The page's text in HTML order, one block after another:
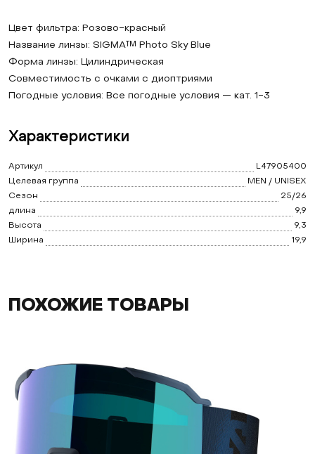
Цвет фильтра: Розово-красный
Название линзы: SIGMA™ Photo Sky Blue
Форма линзы: Цилиндрическая
Совместимость с очками с диоптриями
Погодные условия: Все погодные условия — кат. 1-3
Характеристики
Артикул
L47905400
Целевая группа
MEN / UNISEX
Сезон
25/26
длина
9,9
Высота
9,3
Ширина
19,9
ПОХОЖИЕ ТОВАРЫ